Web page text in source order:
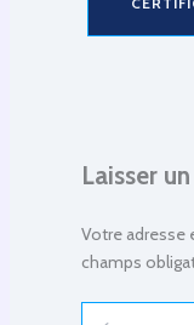
Laisser
Votre adresse
champs